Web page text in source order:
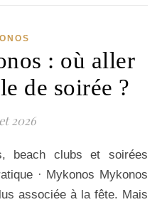
: où aller
de soirée ?
2026
· Mykonos Mykonos
associée à la fête. Mais